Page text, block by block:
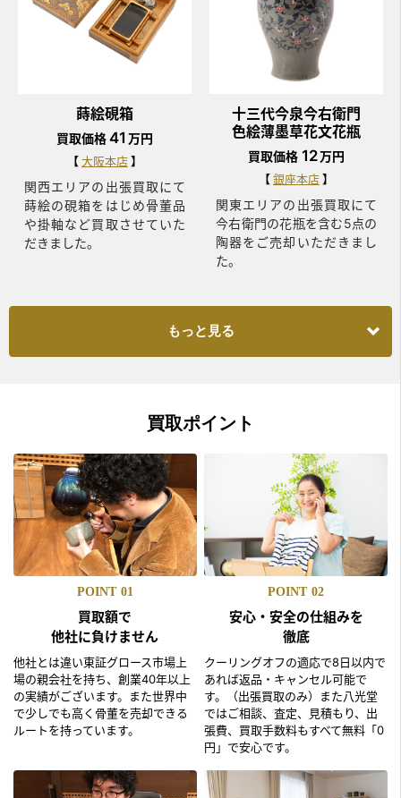
蒔絵硯箱
買取価格41 万円
大阪本店
関西エリアの出張買取にて
蒔絵の硯箱をはじめ骨董品
や掛軸など買取させていた
だきました。
十三代今泉今右衛門
色絵薄墨草花文花瓶
買取価格 12万円
銀座本店
関東エリアの出張買取にて
今右衛門の花瓶を含む5点の
陶器をご売却いただきまし
た。
もっと見る
買取ポイント
POINT 01
買取額で
他社に負けません
他社とは違い東証グロース市場上
場の親会社を持ち、創業40年以上
の実績がございます。また世界中
で少しでも高く骨董を売却できる
ルートを持っています。
POINT 02
安心・安全の仕組みを
徹底
クーリングオフの適応で8日以内で
あれば返品・キャンセル可能で
す。（出張買取のみ）また八光堂
ではご相談、査定、見積もり、出
張費、買取手数料もすべて無料「0
円」で安心です。